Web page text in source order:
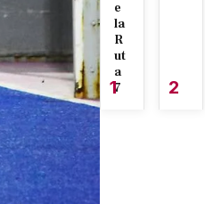
e
la
R
ut
a
7
1 2